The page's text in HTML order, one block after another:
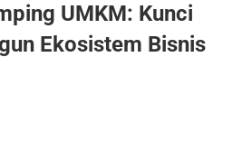
UMKM: Kunci
Ekosistem Bisnis